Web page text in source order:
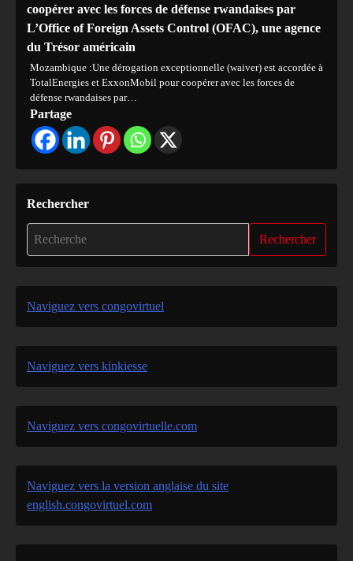
coopérer avec les forces de défense rwandaises par
L’Office of Foreign Assets Control (OFAC), une agence
du Trésor américain
Mozambique :Une dérogation exceptionnelle (waiver) est accordée à
TotalEnergies et ExxonMobil pour coopérer avec les forces de
défense rwandaises par…
Partage
Rechercher
Rechercher
Naviguez vers congovirtuel
Naviguez vers kinkiesse
Naviguez vers congovirtuelle.com
Naviguez vers la version anglaise du site
english.congovirtuel.com